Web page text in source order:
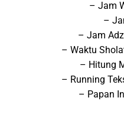
– Jam
–
– Jam
– Waktu
– Hitung
– Running
– Papan